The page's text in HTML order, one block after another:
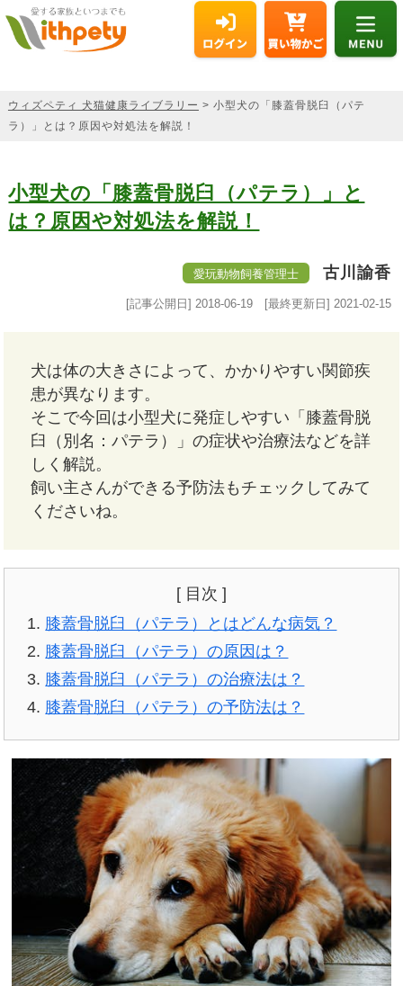
ウィズペティ 犬猫健康ライブラリー > 小型犬の「膝蓋骨脱臼（パテ
ラ）」とは？原因や対処法を解説！
小型犬の「膝蓋骨脱臼（パテラ）」と
は？原因や対処法を解説！
愛玩動物飼養管理士 古川諭香
[記事公開日] 2018-06-19[最終更新日] 2021-02-15
犬は体の大きさによって、かかりやすい関節疾
患が異なります。
そこで今回は小型犬に発症しやすい「膝蓋骨脱
臼（別名：パテラ）」の症状や治療法などを詳
しく解説。
飼い主さんができる予防法もチェックしてみて
くださいね。
[ 目次 ]
膝蓋骨脱臼（パテラ）とはどんな病気？
膝蓋骨脱臼（パテラ）の原因は？
膝蓋骨脱臼（パテラ）の治療法は？
膝蓋骨脱臼（パテラ）の予防法は？